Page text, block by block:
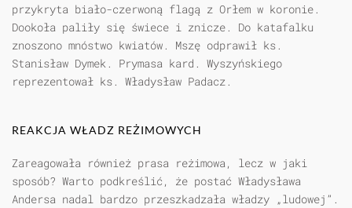
przykryta biało-czerwoną flagą z Orłem w koronie.
Dookoła paliły się świece i znicze. Do katafalku
znoszono mnóstwo kwiatów. Mszę odprawił ks.
Stanisław Dymek. Prymasa kard. Wyszyńskiego
reprezentował ks. Władysław Padacz.
REAKCJA WŁADZ REŻIMOWYCH
Zareagowała również prasa reżimowa, lecz w jaki
sposób? Warto podkreślić, że postać Władysława
Andersa nadal bardzo przeszkadzała władzy „ludowej”.